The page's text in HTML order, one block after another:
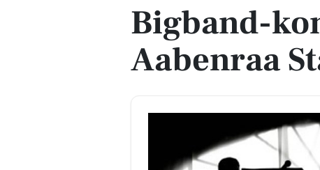
Bigband-
Aabenraa